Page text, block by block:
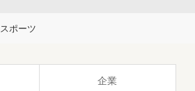
スポーツ
企業